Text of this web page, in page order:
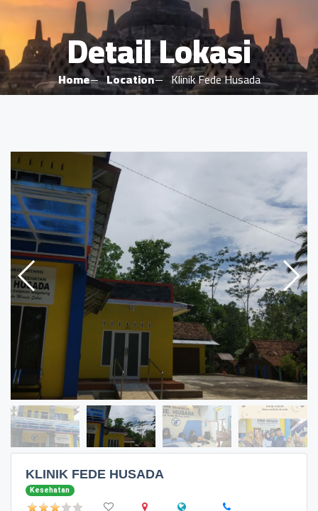
Detail Lokasi
Home Location Klinik Fede Husada
KLINIK FEDE HUSADA
Kesehatan